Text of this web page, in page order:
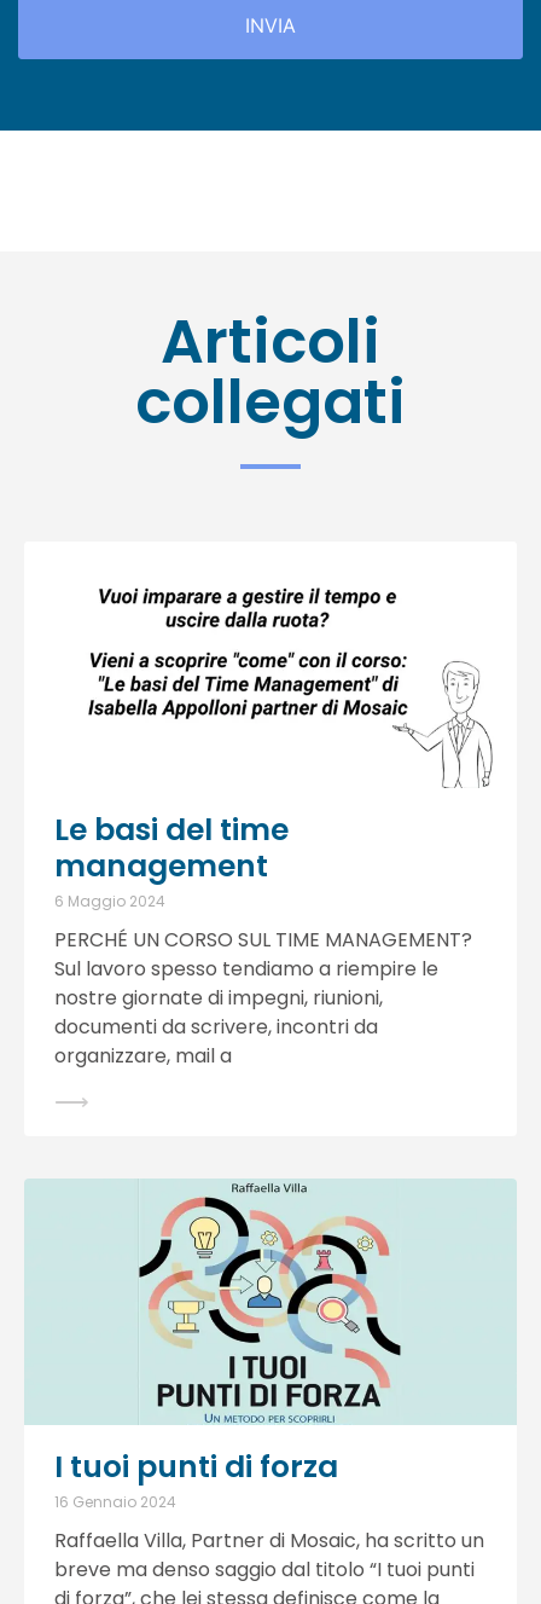
Articoli
collegati
Le basi del time
management
6 Maggio 2024
PERCHÉ UN CORSO SUL TIME MANAGEMENT?
Sul lavoro spesso tendiamo a riempire le
nostre giornate di impegni, riunioni,
documenti da scrivere, incontri da
organizzare, mail a
⟶
I tuoi punti di forza
16 Gennaio 2024
Raffaella Villa, Partner di Mosaic, ha scritto un
breve ma denso saggio dal titolo “I tuoi punti